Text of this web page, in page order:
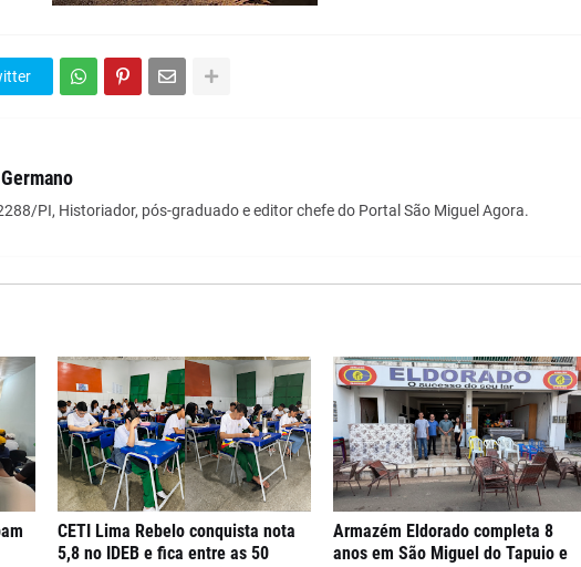
PI, Historiador, pós-graduado e editor chefe do Portal São Miguel Agora.
CETI Lima Rebelo conquista nota
5,8 no IDEB e fica entre as 50
Armazém Eldorado completa 8
anos em São Miguel do Tapuio e